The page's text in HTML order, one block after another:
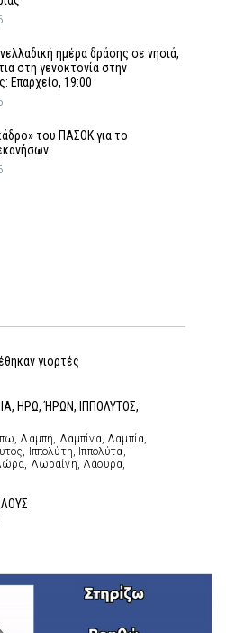
ημέρα δράσης σε νησιά,
στη γενοκτονία στην
Επαρχείο, 19:00
του ΠΑΣΟΚ για το
γιορτές
ΗΡΩ, ΉΡΩΝ, ΙΠΠΟΛΥΤΟΣ,
Λαμπή, Λαμπίνα, Λαμπία,
Ιππολύτη, Ιππολύτα,
Λωραίνη, Λάουρα,